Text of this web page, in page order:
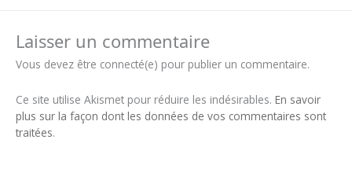
Laisser un commentaire
Vous devez être connecté(e) pour publier un commentaire.
Ce site utilise Akismet pour réduire les indésirables. En savoir
plus sur la façon dont les données de vos commentaires sont
traitées.